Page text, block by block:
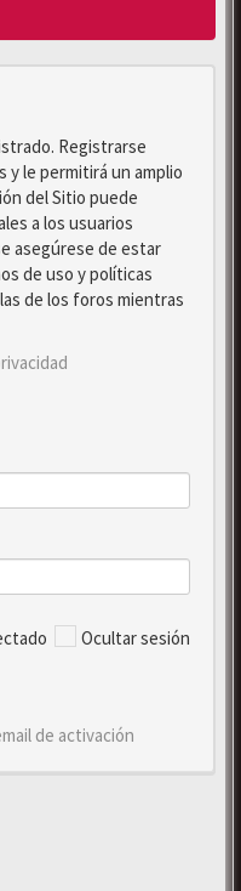
Registrarse
y le permitirá un amplio
del Sitio puede
a los usuarios
asegúrese de estar
de uso y políticas
de los foros mientras
Ocultar sesión
de activación